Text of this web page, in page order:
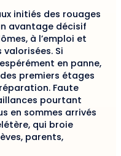
initiés des rouages
avantage décisif
à l’emploi et
Si
en panne,
premiers étages
Faute
pourtant
en sommes arrivés
qui broie
parents,